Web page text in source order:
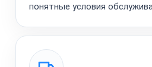
понятные условия